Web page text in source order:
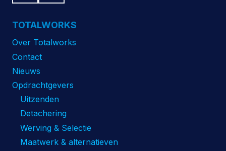
TOTALWORKS
Over Totalworks
Contact
Nieuws
Opdrachtgevers
Uitzenden
Detachering
Werving & Selectie
Maatwerk & alternatieven